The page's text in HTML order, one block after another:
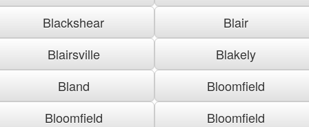
Blackshear
Blair
Blairsville
Blakely
Bland
Bloomfield
Bloomfield
Bloomfield